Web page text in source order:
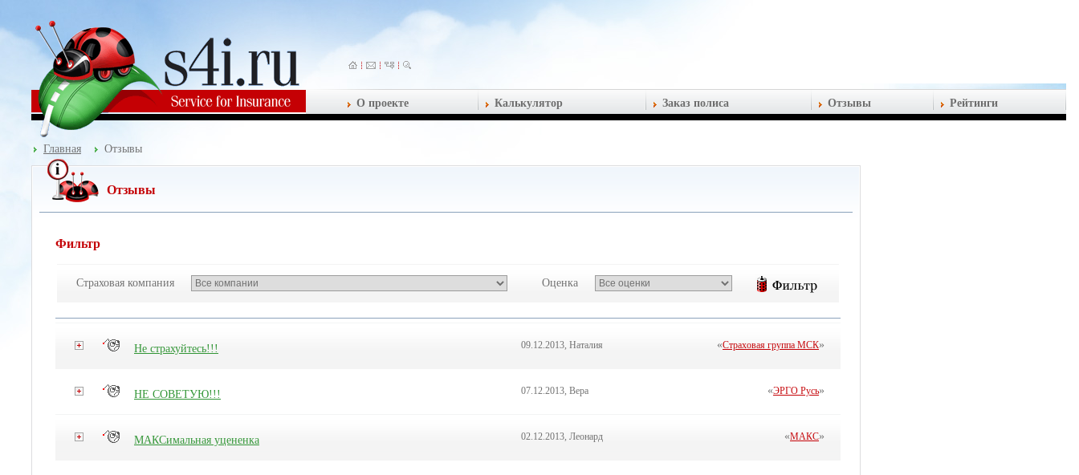
О проекте Калькулятор Заказ полиса Отзывы Рейтинги
Главная Отзывы
Отзывы
Фильтр
Страховая компания Оценка
Не страхуйтесь!!! 09.12.2013, Наталия «Страховая группа МСК»
НЕ СОВЕТУЮ!!! 07.12.2013, Вера «ЭРГО Русь»
МАКСимальная уцененка 02.12.2013, Леонард «МАКС»